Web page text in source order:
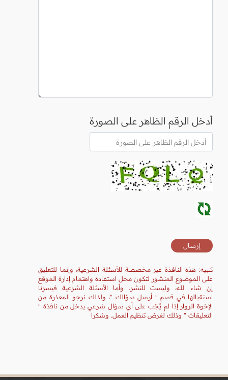
أدخل الرقم الظاهر على الصورة
تنبيه: هذه النافذة غير مخصصة للأسئلة الشرعية، وإنما للتعليق
على الموضوع المنشور لتكون محل استفادة واهتمام إدارة الموقع
إن شاء الله، وليست للنشر. وأما الأسئلة الشرعية فيسرنا
استقبالها في قسم " أرسل سؤالك "، ولذلك نرجو المعذرة من
الإخوة الزوار إذا لم يُجَب على أي سؤال شرعي يدخل من نافذة "
التعليقات " وذلك لغرض تنظيم العمل. وشكرا